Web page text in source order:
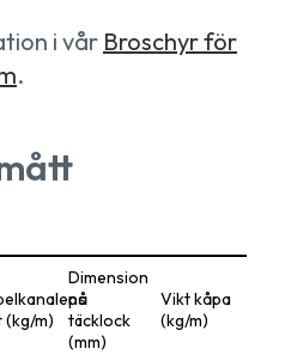
i vår Broschyr för
.
(kg/m)
Dimension
på
täcklock
(mm)
Vikt kåpa
(kg/m)